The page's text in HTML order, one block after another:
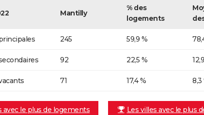
Mantilly
% des
logements
245 59,9 %
92 22,5 %
71 17,4 % 8,3
avec le plus de logements
Les villes avec le plus